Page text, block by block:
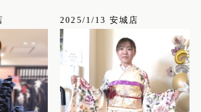
2025/1/13 安城店